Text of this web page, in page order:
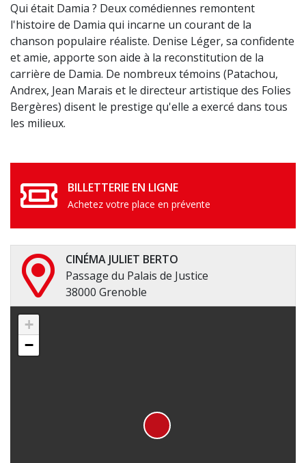
Qui était Damia ? Deux comédiennes remontent
l'histoire de Damia qui incarne un courant de la
chanson populaire réaliste. Denise Léger, sa confidente
et amie, apporte son aide à la reconstitution de la
carrière de Damia. De nombreux témoins (Patachou,
Andrex, Jean Marais et le directeur artistique des Folies
Bergères) disent le prestige qu'elle a exercé dans tous
les milieux.
BILLETTERIE EN LIGNE
Achetez votre place en prévente
CINÉMA JULIET BERTO
Passage du Palais de Justice
38000 Grenoble
+
−